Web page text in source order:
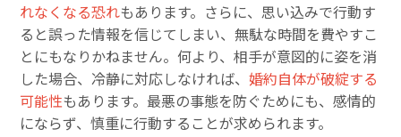
れなくなる恐れもあります。さらに、思い込みで行動す
ると誤った情報を信じてしまい、無駄な時間を費やすこ
とにもなりかねません。何より、相手が意図的に姿を消
した場合、冷静に対応しなければ、婚約自体が破綻する
可能性もあります。最悪の事態を防ぐためにも、感情的
にならず、慎重に行動することが求められます。